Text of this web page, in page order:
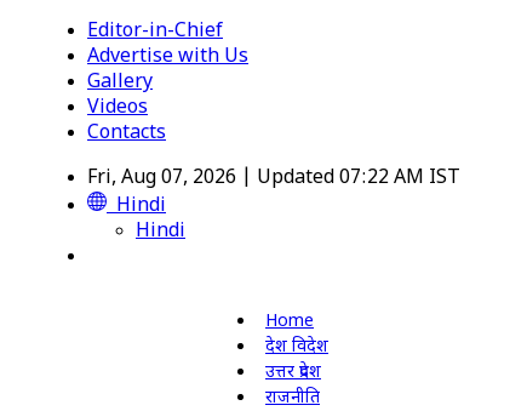
Editor-in-Chief
Advertise with Us
Gallery
Videos
Contacts
Fri, Aug 07, 2026 | Updated 07:22 AM IST
Hindi
Hindi
Home
देश विदेश
उत्तर प्रदेश
राजनीति